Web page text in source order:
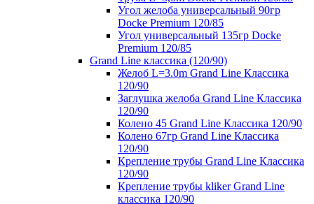
Угол желоба универсальный 90гр
Docke Premium 120/85
Угол универсальный 135гр Docke
Premium 120/85
Grand Line классика (120/90)
Желоб L=3.0m Grand Line Классика
120/90
Заглушка желоба Grand Line Классика
120/90
Колено 45 Grand Line Классика 120/90
Колено 67гр Grand Line Классика
120/90
Крепление трубы Grand Line Классика
120/90
Крепление трубы kliker Grand Line
классика 120/90